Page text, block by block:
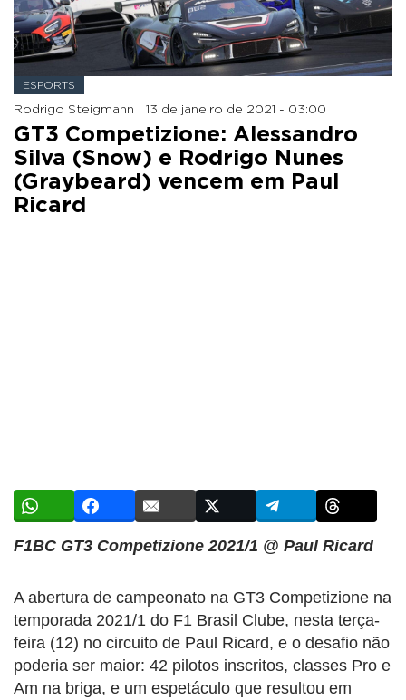
ESPORTS
Rodrigo Steigmann | 13 de janeiro de 2021 - 03:00
GT3 Competizione: Alessandro
Silva (Snow) e Rodrigo Nunes
(Graybeard) vencem em Paul
Ricard
F1BC GT3 Competizione 2021/1 @ Paul Ricard
A abertura de campeonato na GT3 Competizione na
temporada 2021/1 do F1 Brasil Clube, nesta terça-
feira (12) no circuito de Paul Ricard, e o desafio não
poderia ser maior: 42 pilotos inscritos, classes Pro e
Am na briga, e um espetáculo que resultou em